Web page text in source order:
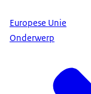
Europese Unie
Onderwerp